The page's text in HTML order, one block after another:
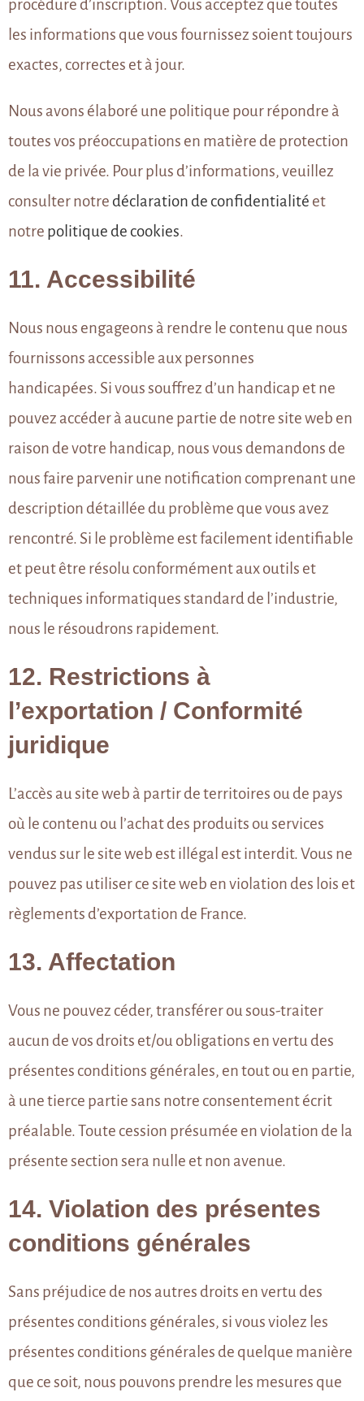
procédure d’inscription. Vous acceptez que toutes
les informations que vous fournissez soient toujours
exactes, correctes et à jour.
Nous avons élaboré une politique pour répondre à
toutes vos préoccupations en matière de protection
de la vie privée. Pour plus d’informations, veuillez
consulter notre déclaration de confidentialité et
notre politique de cookies.
11. Accessibilité
Nous nous engageons à rendre le contenu que nous
fournissons accessible aux personnes
handicapées. Si vous souffrez d’un handicap et ne
pouvez accéder à aucune partie de notre site web en
raison de votre handicap, nous vous demandons de
nous faire parvenir une notification comprenant une
description détaillée du problème que vous avez
rencontré. Si le problème est facilement identifiable
et peut être résolu conformément aux outils et
techniques informatiques standard de l’industrie,
nous le résoudrons rapidement.
12. Restrictions à
l’exportation / Conformité
juridique
L’accès au site web à partir de territoires ou de pays
où le contenu ou l’achat des produits ou services
vendus sur le site web est illégal est interdit. Vous ne
pouvez pas utiliser ce site web en violation des lois et
règlements d’exportation de France.
13. Affectation
Vous ne pouvez céder, transférer ou sous-traiter
aucun de vos droits et/ou obligations en vertu des
présentes conditions générales, en tout ou en partie,
à une tierce partie sans notre consentement écrit
préalable. Toute cession présumée en violation de la
présente section sera nulle et non avenue.
14. Violation des présentes
conditions générales
Sans préjudice de nos autres droits en vertu des
présentes conditions générales, si vous violez les
présentes conditions générales de quelque manière
que ce soit, nous pouvons prendre les mesures que